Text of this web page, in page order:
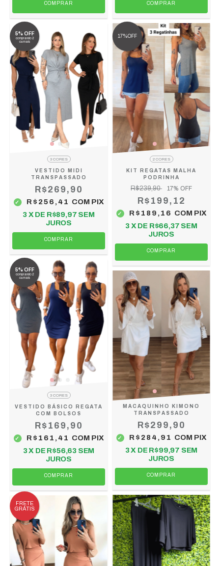
COMPRAR COMPRAR
5% OFF
comprando 2
ou mais
3 CORES
VESTIDO MIDI
TRANSPASSADO
R$269,90
R$256,41 COM PIX
3 X DE R$89,97 SEM
JUROS
COMPRAR
17%OFF
2 CORES
KIT REGATAS MALHA
PODRINHA
R$239,90 17% OFF
R$199,12
R$189,16 COM PIX
3 X DE R$66,37 SEM
JUROS
COMPRAR
5% OFF
comprando 2
ou mais
3 CORES
VESTIDO BÁSICO REGATA
COM BOLSOS
R$169,90
R$161,41 COM PIX
3 X DE R$56,63 SEM
JUROS
COMPRAR
MACAQUINHO KIMONO
TRANSPASSADO
R$299,90
R$284,91 COM PIX
3 X DE R$99,97 SEM
JUROS
COMPRAR
FRETE
GRÁTIS